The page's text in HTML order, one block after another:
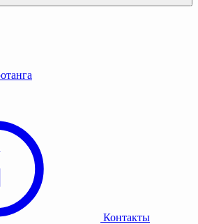
Контакты